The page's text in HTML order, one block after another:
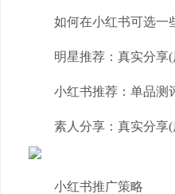
如何在小红书可选一
明星推荐：真实分享(
小红书推荐：单品测评
素人分享：真实分享(
小红书推广策略